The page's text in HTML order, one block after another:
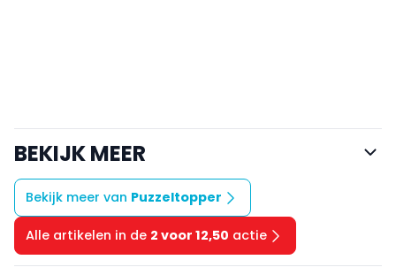
BEKIJK MEER
Bekijk meer van Puzzeltopper
Alle artikelen in de 2 voor 12,50 actie